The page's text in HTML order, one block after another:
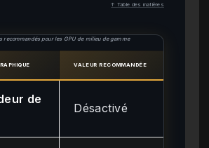
↑ Table des matières
recommandés pour les GPU de milieu de gamme
VALEUR RECOMMANDÉE
de
Désactivé